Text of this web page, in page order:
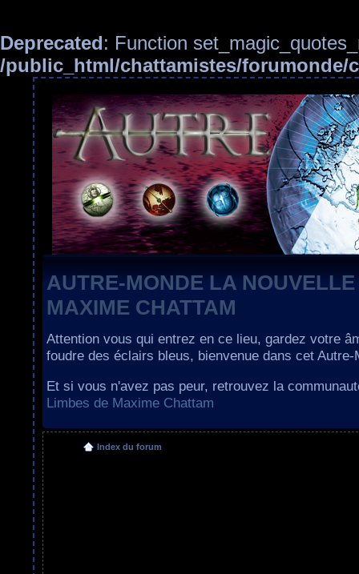
Deprecated: Function
/public_html/chattamistes/forumonde/
AUTRE-MONDE LA
MAXIME CHATTAM
Attention vous qui entrez en ce lieu, gardez votre
foudre des éclairs bleus, bienvenue dans cet Autre-
Et si vous n'avez pas peur, retrouvez la
Limbes de Maxime Chattam
Index du forum